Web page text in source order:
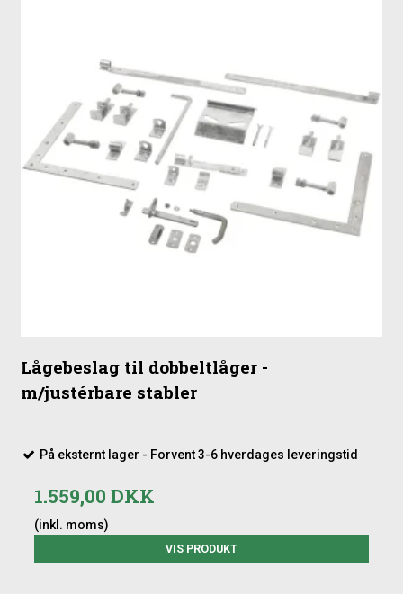
Lågebeslag til dobbeltlåger -
m/justérbare stabler
På eksternt lager - Forvent 3-6 hverdages leveringstid
1.559,00 DKK
(inkl. moms)
VIS PRODUKT